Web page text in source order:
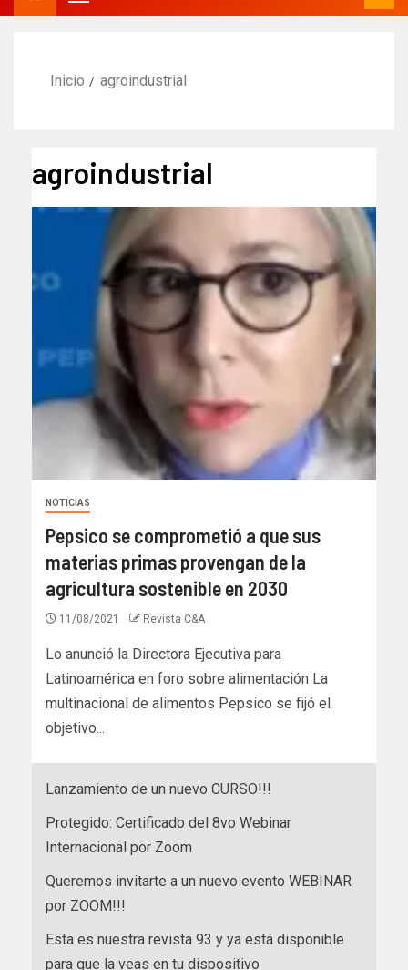
Inicio agroindustrial
agroindustrial
NOTICIAS
Pepsico se comprometió a que sus
materias primas provengan de la
agricultura sostenible en 2030
11/08/2021 Revista C&A
Lo anunció la Directora Ejecutiva para
Latinoamérica en foro sobre alimentación La
multinacional de alimentos Pepsico se fijó el
objetivo...
Lanzamiento de un nuevo CURSO!!!
Protegido: Certificado del 8vo Webinar
Internacional por Zoom
Queremos invitarte a un nuevo evento WEBINAR
por ZOOM!!!
Esta es nuestra revista 93 y ya está disponible
para que la veas en tu dispositivo